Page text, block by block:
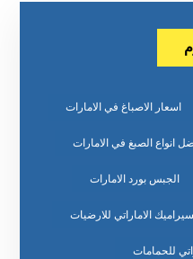
اسعار الاصباغ في الامارات
انواع الصبغ في الامارات
الجبس بورد الامارات
الاماراتي للارضيات
للحمامات